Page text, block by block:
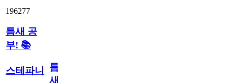
196277
틈새 공
부! 📚
스테파니
틈
새